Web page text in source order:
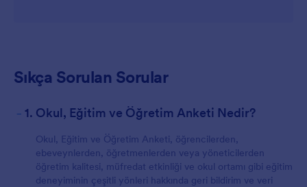
Sıkça Sorulan Sorular
- 1. Okul, Eğitim ve Öğretim Anketi Nedir?
Okul, Eğitim ve Öğretim Anketi, öğrencilerden,
ebeveynlerden, öğretmenlerden veya yöneticilerden
öğretim kalitesi, müfredat etkinliği ve okul ortamı gibi eğitim
deneyiminin çeşitli yönleri hakkında geri bildirim ve veri